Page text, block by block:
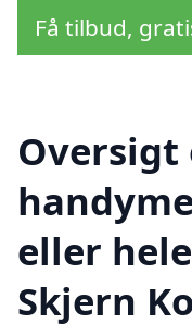
Få tilbud,
Oversigt
eller
Skjern